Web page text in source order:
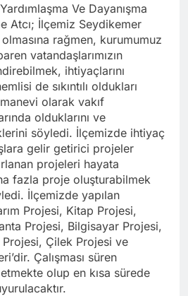
Ve Dayanışma
Atcı; İlçemiz Seydikemer
rağmen, kurumumuz
vatandaşlarımızın
ihtiyaçlarını
de sıkıntılı oldukları
olarak vakıf
olduklarını ve
söyledi. İlçemizde ihtiyaç
gelir getirici projeler
projeleri hayata
fazla proje oluşturabilmek
İlçemizde yapılan
Projesi, Kitap Projesi,
Projesi, Bilgisayar Projesi,
Çilek Projesi ve
Çalışması süren
olup en kısa sürede